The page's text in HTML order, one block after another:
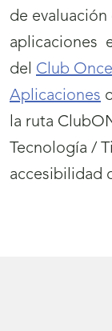
de evaluación
aplicaciones
del Club
Aplicaciones
la ruta
Tecnología /
accesibilidad